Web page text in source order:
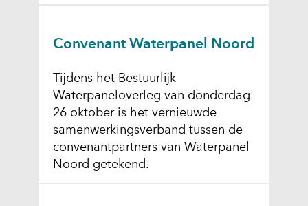
Convenant Waterpanel Noord
Tijdens het Bestuurlijk
Waterpaneloverleg van donderdag
26 oktober is het vernieuwde
samenwerkingsverband tussen de
convenantpartners van Waterpanel
Noord getekend.